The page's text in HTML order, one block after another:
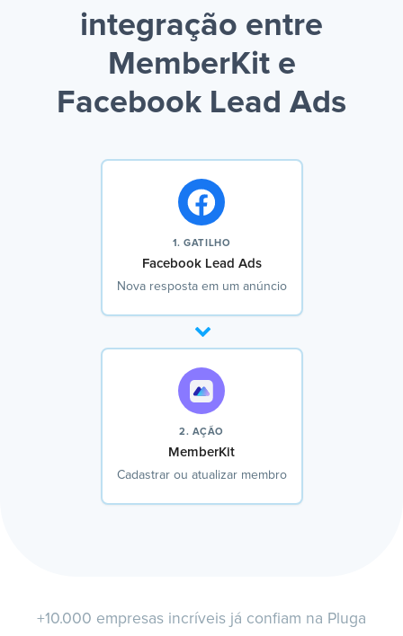
integração entre
MemberKit e
Facebook Lead Ads
1. GATILHO
Facebook Lead Ads
Nova resposta em um anúncio
2. AÇÃO
MemberKit
Cadastrar ou atualizar membro
+10.000 empresas incríveis já confiam na Pluga